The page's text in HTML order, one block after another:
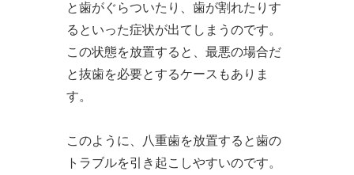
と歯がぐらついたり、歯が割れたりす
るといった症状が出てしまうのです。
この状態を放置すると、最悪の場合だ
と抜歯を必要とするケースもありま
す。
このように、八重歯を放置すると歯の
トラブルを引き起こしやすいのです。